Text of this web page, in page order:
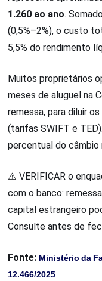
1.260 ao ano.
(0,5%–2%), o custo
5,5% do rendimento
Muitos proprietários
meses de aluguel na
remessa, para diluir
(tarifas SWIFT e
percentual do câmbio
⚠️ VERIFICAR o
com o banco:
capital estrangeiro
Consulte antes de
Fonte: Ministério da
12.466/2025